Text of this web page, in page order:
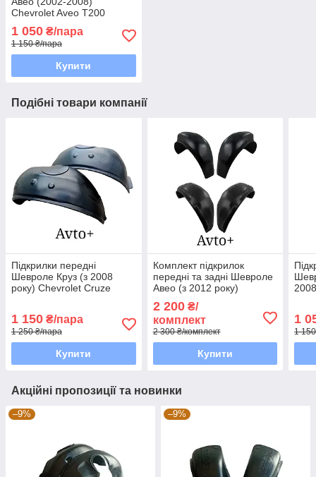
Chevrolet Aveo T200
1 050 ₴/пара
1 150 ₴/пара
Купити
Подібні товари компанії
Підкрилки передні
Шевроле Круз (з 2008
року) Chevrolet Cruze
1 150 ₴/пара
1 250 ₴/пара
Купити
Комплект підкрилок
передні та задні Шевроле
Авео (з 2012 року)
Chevrolet Aveo T300
2 200₴/
комплект
2 300 ₴/комплект
Купити
1
1
Акційні пропозиції та новинки
–9% –9%